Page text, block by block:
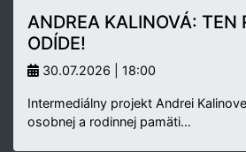
ANDREA KALINOVÁ: TEN
ODÍDE!
30.07.2026 | 18:00
Intermediálny projekt Andrei
osobnej a rodinnej pamäti…